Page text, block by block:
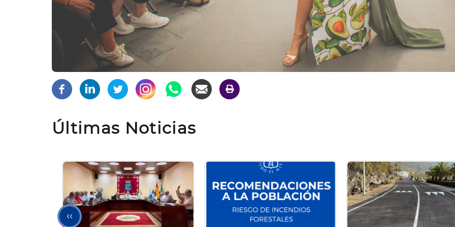
Últimas Noticias
Página
‹‹